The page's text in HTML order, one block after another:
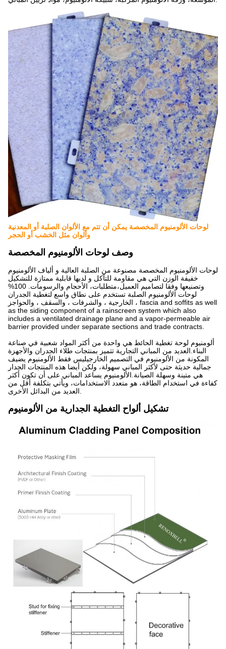
لوحات الألومنيوم المخصصة يمكن أن تتم مع الألوان الصلبة أو المعدنية
وألوان مثل الخشب أو الحجر
وصف لوحات الألومنيوم المخصصة
لوحات الألومنيوم المخصصة مصنوعة من الصلبة العالية و ألياف الألومنيوم
خفيفة الوزن التي هي مقاومة للتآكل و لديها قابلية ممتازة للتشكيل
وتصنيعها وفقا لتصاميم العميل،متطلبات، الأحجام والرسومات. 100%
لوحات الألومنيوم الصلبة تستخدم على نطاق واسع لتغطية الجدران
الخارجية ، والشرفات ، والسقف ، والحواجز ، fascia and soffits as well
as the siding component of a rainscreen system which also
includes a ventilated drainage plane and a vapor-permeable air
barrier provided under separate sections and trade contracts.
ألومنيوم لوحة تغطية الحائط هي واحدة من أكثر المواد شعبية في صناعة
البناء.العديد من المباني التجارية تتميز بمنتجات طلاء الجدران والأجهزة
المكونة من الألومنيوم في التصميم الخارجيليس فقط الألومنيوم يضيف
جمالية حديثة حتى لأكثر المباني سهولة، ولكن أيضا هذه المنتجات الجدار
هي متينة وسهلة الصيانة.الألومنيوم يساعد المباني على أن تكون أكثر
كفاءة في استخدام الطاقة، هو متعدد الاستخدامات، ويأتي بتكلفة أقل من
تشكيل ألواح التغطية الجدارية من الألومنيوم